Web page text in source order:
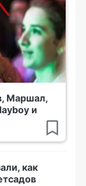
Маршал,
и
как